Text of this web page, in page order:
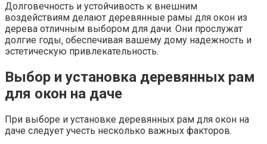
Долговечность и устойчивость к внешним
воздействиям делают деревянные рамы для окон из
дерева отличным выбором для дачи.​ Они прослужат
долгие годы‚ обеспечивая вашему дому надежность и
эстетическую привлекательность.
Выбор и установка деревянных рам
для окон на даче
При выборе и установке деревянных рам для окон на
даче следует учесть несколько важных факторов.​